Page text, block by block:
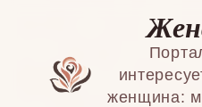
женщина: